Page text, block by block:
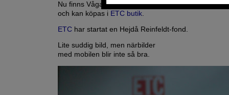
Nu finns Våga Vägra Vara Borgare som knappar
och kan köpas i ETC butik.
ETC har startat en Hejdå Reinfeldt-fond.
Lite suddig bild, men närbilder
med mobilen blir inte så bra.